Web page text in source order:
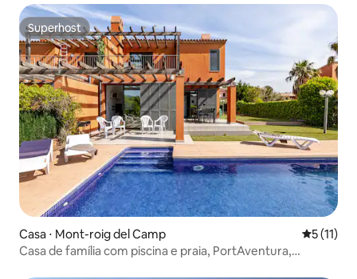
Superhost
Superhost
Casa ⋅ Mont-roig del Camp 5 de uma
5 (11)
Casa de família com piscina e praia, PortAventura,